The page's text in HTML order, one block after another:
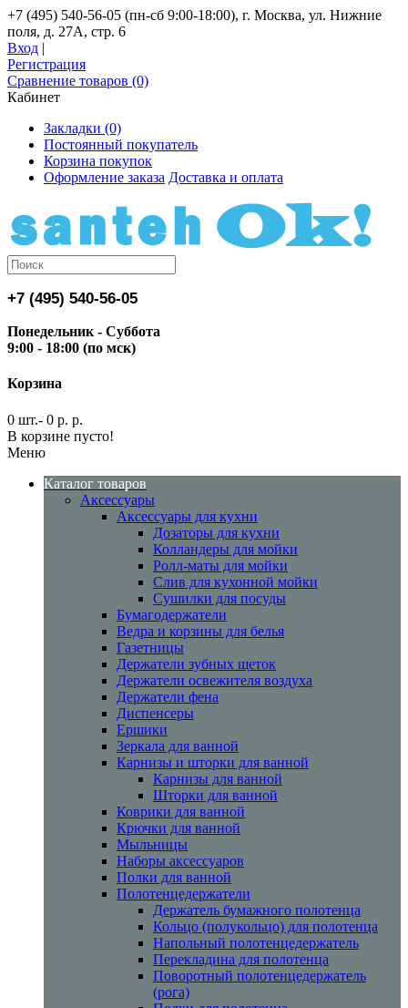
+7 (495) 540-56-05 (пн-сб 9:00-18:00), г. Москва, ул. Нижние
поля, д. 27А, стр. 6
Вход |
Регистрация
Сравнение товаров (0)
Кабинет
Закладки (0)
Постоянный покупатель
Корзина покупок
Оформление заказа Доставка и оплата
+7 (495) 540-56-05
Понедельник - Суббота
9:00 - 18:00 (по мск)
Корзина
0 шт.- 0 р. р.
В корзине пусто!
Меню
Каталог товаров
Аксессуары
Аксессуары для кухни
Дозаторы для кухни
Колландеры для мойки
Ролл-маты для мойки
Слив для кухонной мойки
Сушилки для посуды
Бумагодержатели
Ведра и корзины для белья
Газетницы
Держатели зубных щеток
Держатели освежителя воздуха
Держатели фена
Диспенсеры
Ершики
Зеркала для ванной
Карнизы и шторки для ванной
Карнизы для ванной
Шторки для ванной
Коврики для ванной
Крючки для ванной
Мыльницы
Наборы аксессуаров
Полки для ванной
Полотенцедержатели
Держатель бумажного полотенца
Кольцо (полукольцо) для полотенца
Напольный полотенцедержатель
Перекладина для полотенца
Поворотный полотенцедержатель
(рога)